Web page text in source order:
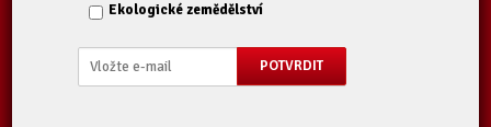
Ekologické zemědělství